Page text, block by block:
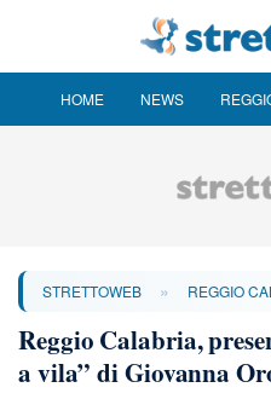
HOME NEWS
STRETTOWEB » REGGIO
Reggio Calabria,
a vila” di Giovanna